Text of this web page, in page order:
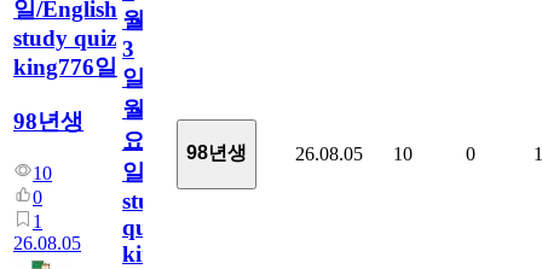
일/English
study quiz
king776일
98년생
10
0
1
26.08.05
월
3
일
월
요
일/English
study
quiz
king776
98년생 26.08.05 10 0 1